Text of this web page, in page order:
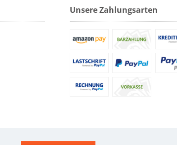
Unsere Zahlungsarten